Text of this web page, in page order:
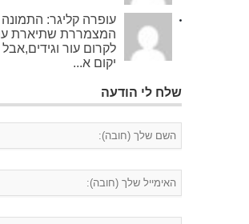
עופרה קליגר: התמונה
המצמררת שתיארת
לקרום עור וגידים,אבל
יקום א...
שלח לי הודעה